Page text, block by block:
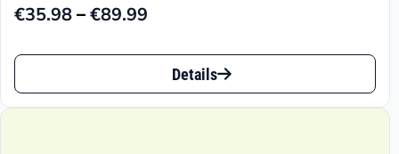
€35.98–€89.99
Preisspanne:
€35.98
€89.99
Dieses
Produkt
Details